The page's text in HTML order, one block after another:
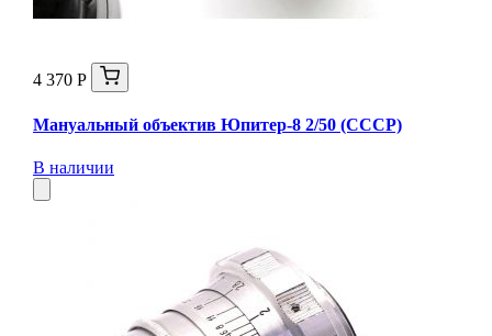
4 370 Р
Мануальный объектив Юпитер-8 2/50 (СССР)
В наличии